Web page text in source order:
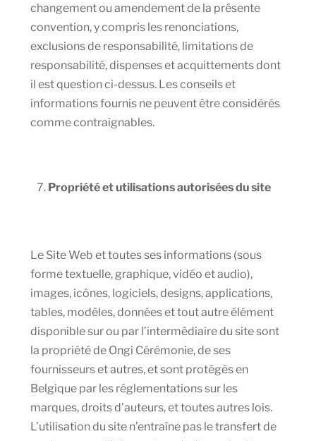
changement ou amendement de la présente
convention, y compris les renonciations,
exclusions de responsabilité, limitations de
responsabilité, dispenses et acquittements dont
il est question ci-dessus. Les conseils et
informations fournis ne peuvent être considérés
comme contraignables.
Propriété et utilisations autorisées du site
Le Site Web et toutes ses informations (sous
forme textuelle, graphique, vidéo et audio),
images, icônes, logiciels, designs, applications,
tables, modèles, données et tout autre élément
disponible sur ou par l’intermédiaire du site sont
la propriété de Ongi Cérémonie, de ses
fournisseurs et autres, et sont protégés en
Belgique par les réglementations sur les
marques, droits d’auteurs, et toutes autres lois.
L’utilisation du site n’entraîne pas le transfert de